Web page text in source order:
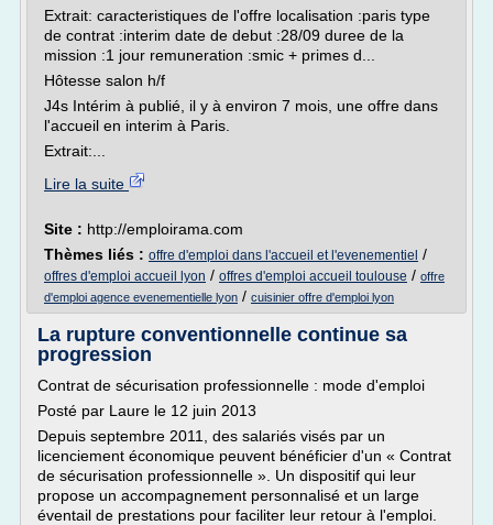
Extrait: caracteristiques de l'offre localisation :paris type
de contrat :interim date de debut :28/09 duree de la
mission :1 jour remuneration :smic + primes d...
Hôtesse salon h/f
J4s Intérim à publié, il y à environ 7 mois, une offre dans
l'accueil en interim à Paris.
Extrait:...
Lire la suite
Site : http://emploirama.com
Thèmes liés : offre d'emploi dans l'accueil et l'evenementiel /
offres d'emploi accueil lyon / offres d'emploi accueil toulouse / offre
d'emploi agence evenementielle lyon / cuisinier offre d'emploi lyon
La rupture conventionnelle continue sa
progression
Contrat de sécurisation professionnelle : mode d'emploi
Posté par Laure le 12 juin 2013
Depuis septembre 2011, des salariés visés par un
licenciement économique peuvent bénéficier d'un « Contrat
de sécurisation professionnelle ». Un dispositif qui leur
propose un accompagnement personnalisé et un large
éventail de prestations pour faciliter leur retour à l'emploi.